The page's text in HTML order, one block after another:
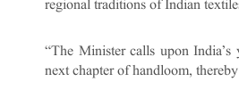
regional traditions of Indian
“The Minister calls upon
next chapter of handloom,